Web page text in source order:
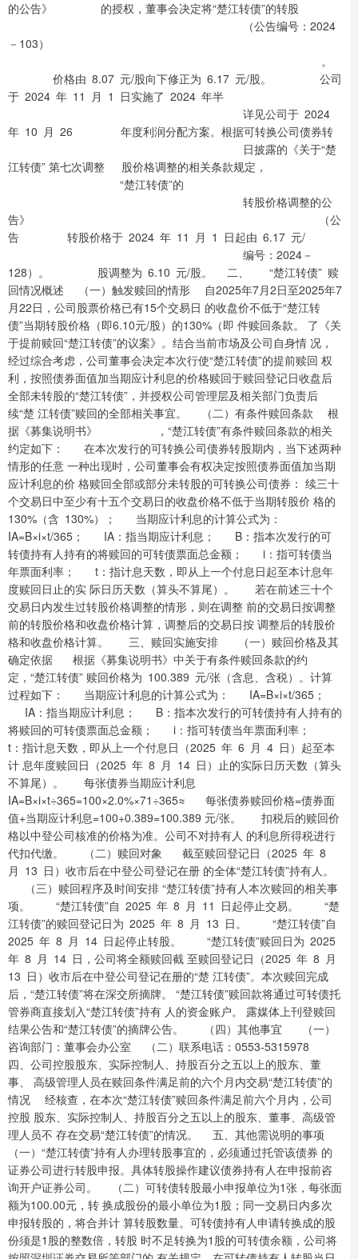
的公告》 的授权，董事会决定将“楚江转债”的转股
（公告编号：2024
－103）
。
价格由 8.07 元/股向下修正为 6.17 元/股。 公司
于 2024 年 11 月 1 日实施了 2024 年半
详见公司于 2024
年 10 月 26 年度利润分配方案。根据可转换公司债券转
日披露的《关于“楚
江转债” 第七次调整 股价格调整的相关条款规定，
“楚江转债”的
转股价格调整的公
告》 （公
告 转股价格于 2024 年 11 月 1 日起由 6.17 元/
编号：2024－
128）。 股调整为 6.10 元/股。 二、 “楚江转债” 赎
回情况概述 （一）触发赎回的情形 自2025年7月2日至2025年7
月22日，公司股票价格已有15个交易日 的收盘价不低于“楚江转
债”当期转股价格（即6.10元/股）的130%（即 件赎回条款。 了《关
于提前赎回“楚江转债”的议案》。结合当前市场及公司自身情 况，
经过综合考虑，公司董事会决定本次行使“楚江转债”的提前赎回 权
利，按照债券面值加当期应计利息的价格赎回于赎回登记日收盘后
全部未转股的“楚江转债”，并授权公司管理层及相关部门负责后
续“楚 江转债”赎回的全部相关事宜。 （二）有条件赎回条款 根
据《募集说明书》 ，“楚江转债”有条件赎回条款的相关
约定如下： 在本次发行的可转换公司债券转股期内，当下述两种
情形的任意 一种出现时，公司董事会有权决定按照债券面值加当期
应计利息的价 格赎回全部或部分未转股的可转换公司债券： 续三十
个交易日中至少有十五个交易日的收盘价格不低于当期转股价 格的
130%（含 130%）； 当期应计利息的计算公式为：
IA=B×i×t/365； IA：指当期应计利息； B：指本次发行的可
转债持有人持有的将赎回的可转债票面总金额； i：指可转债当
年票面利率； t：指计息天数，即从上一个付息日起至本计息年
度赎回日止的实 际日历天数（算头不算尾）。 若在前述三十个
交易日内发生过转股价格调整的情形，则在调整 前的交易日按调整
前的转股价格和收盘价格计算，调整后的交易日按 调整后的转股价
格和收盘价格计算。 三、赎回实施安排 （一）赎回价格及其
确定依据 根据《募集说明书》中关于有条件赎回条款的约
定，“楚江转债” 赎回价格为 100.389 元/张（含息、含税）。计算
过程如下： 当期应计利息的计算公式为： IA=B×i×t/365；
IA：指当期应计利息； B：指本次发行的可转债持有人持有的
将赎回的可转债票面总金额； i：指可转债当年票面利率；
t：指计息天数，即从上一个付息日（2025 年 6 月 4 日）起至本
计 息年度赎回日（2025 年 8 月 14 日）止的实际日历天数（算头
不算尾）。 每张债券当期应计利息
IA=B×i×t÷365=100×2.0%×71÷365≈ 每张债券赎回价格=债券面
值+当期应计利息=100+0.389=100.389 元/张。 扣税后的赎回价
格以中登公司核准的价格为准。公司不对持有人 的利息所得税进行
代扣代缴。 （二）赎回对象 截至赎回登记日（2025 年 8
月 13 日）收市后在中登公司登记在册 的全体“楚江转债”持有人。
（三）赎回程序及时间安排 “楚江转债”持有人本次赎回的相关事
项。 “楚江转债”自 2025 年 8 月 11 日起停止交易。 “楚
江转债”的赎回登记日为 2025 年 8 月 13 日。 “楚江转债”自
2025 年 8 月 14 日起停止转股。 “楚江转债”赎回日为 2025
年 8 月 14 日，公司将全额赎回截 至赎回登记日（2025 年 8 月
13 日）收市后在中登公司登记在册的“楚 江转债”。本次赎回完成
后，“楚江转债”将在深交所摘牌。 “楚江转债”赎回款将通过可转债托
管券商直接划入“楚江转债”持有 人的资金账户。 露媒体上刊登赎回
结果公告和“楚江转债”的摘牌公告。 （四）其他事宜 （一）
咨询部门：董事会办公室 （二）联系电话：0553-5315978
四、公司控股股东、实际控制人、持股百分之五以上的股东、董
事、 高级管理人员在赎回条件满足前的六个月内交易“楚江转债”的
情况 经核查，在本次“楚江转债”赎回条件满足前六个月内，公司
控股 股东、实际控制人、持股百分之五以上的股东、董事、高级管
理人员不 存在交易“楚江转债”的情况。 五、其他需说明的事项
（一）“楚江转债”持有人办理转股事宜的，必须通过托管该债券 的
证券公司进行转股申报。具体转股操作建议债券持有人在申报前咨
询开户证券公司。 （二）可转债转股最小申报单位为1张，每张面
额为100.00元，转 换成股份的最小单位为1股；同一交易日内多次
申报转股的，将合并计 算转股数量。可转债持有人申请转换成的股
份须是1股的整数倍，转股 时不足转换为1股的可转债余额，公司将